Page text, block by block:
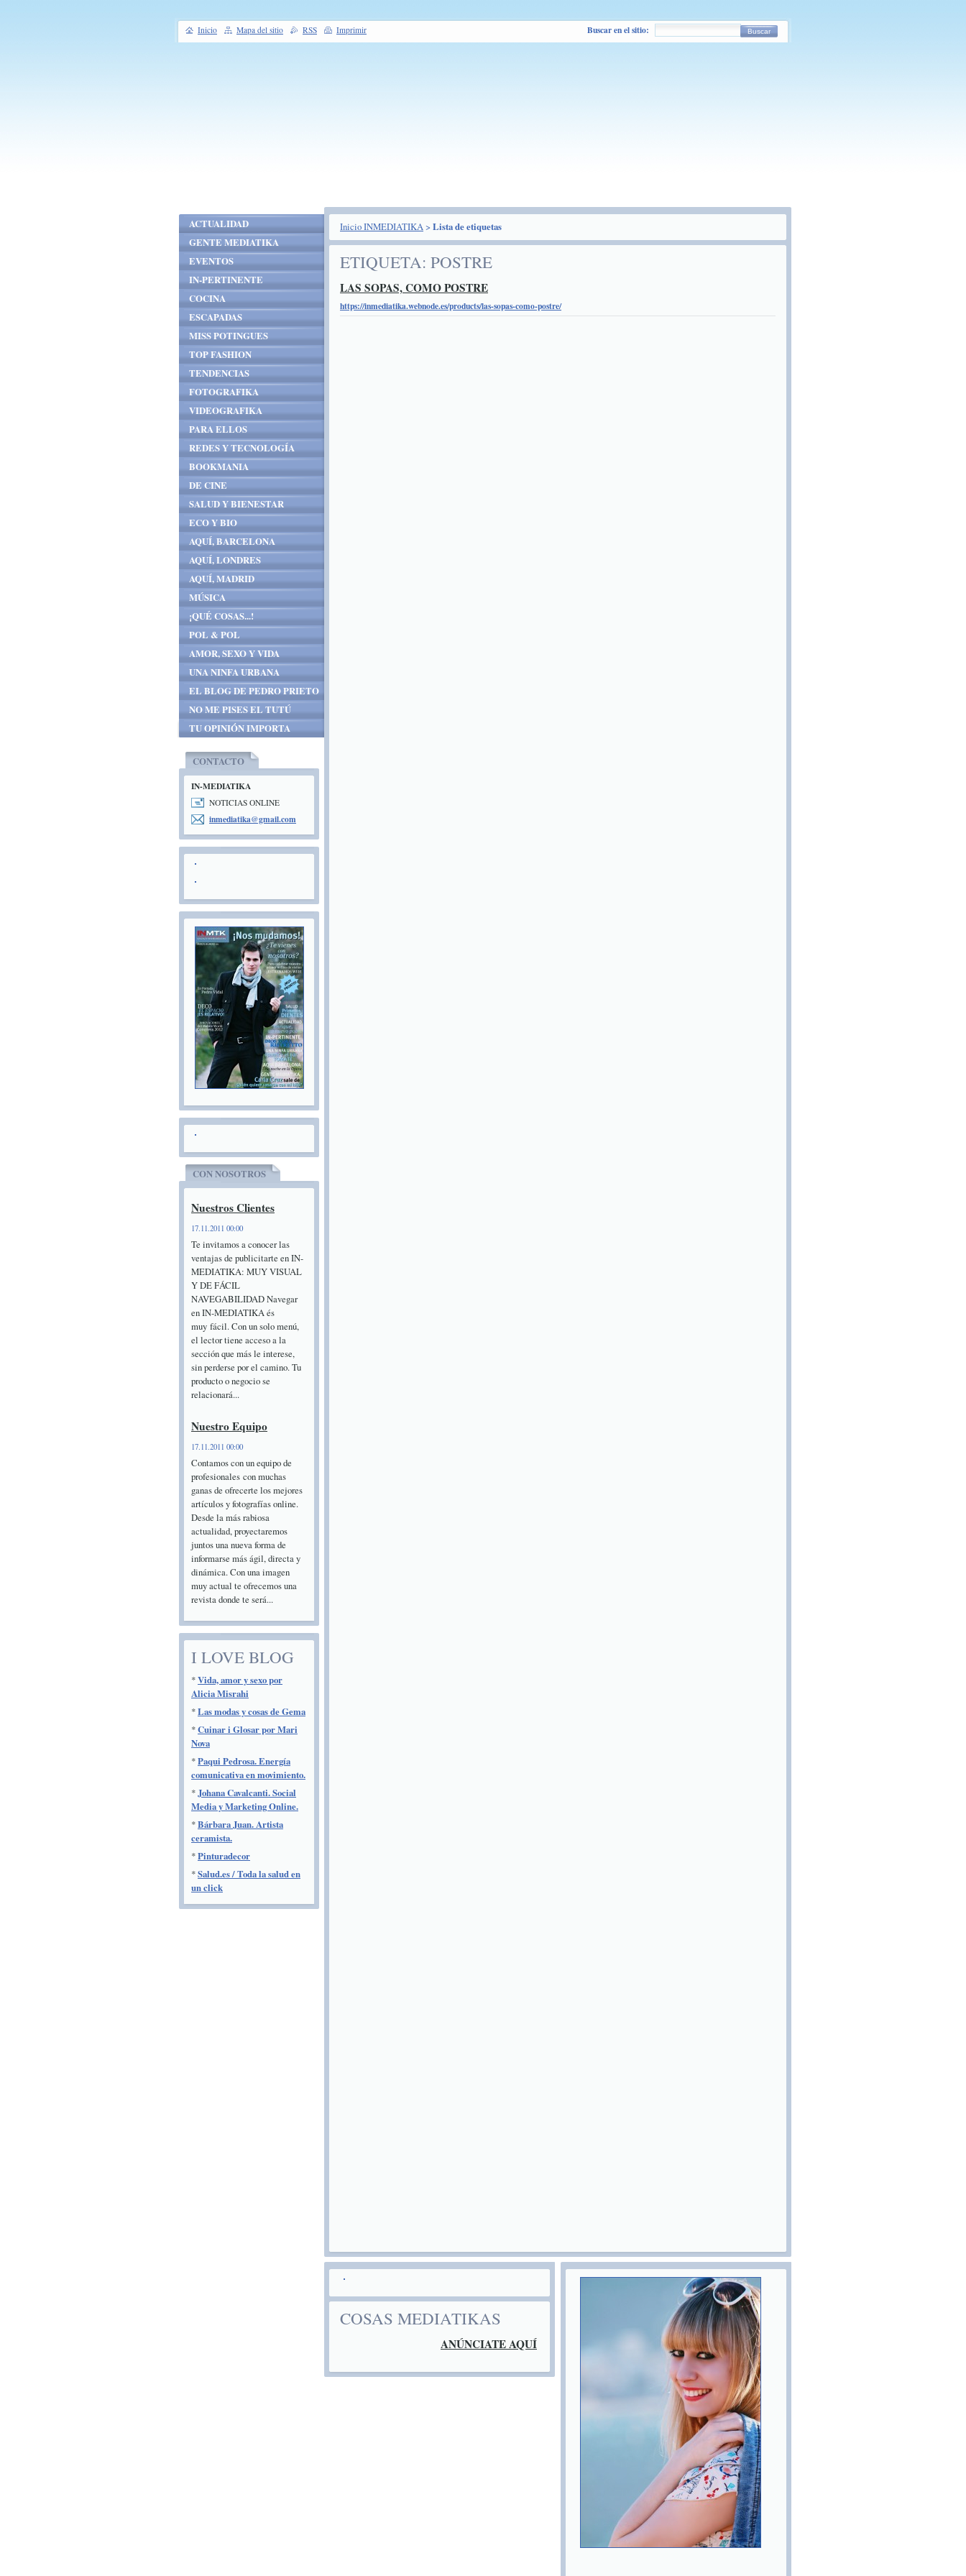
Inicio INMEDIATIKA> Lista de etiquetas
ETIQUETA: POSTRE
LAS SOPAS, COMO POSTRE
https://inmediatika.webnode.es/products/las-sopas-como-postre/
COSAS MEDIATIKAS
ANÚNCIATE AQUÍ
ACTUALIDAD
GENTE MEDIATIKA
EVENTOS
IN-PERTINENTE
COCINA
ESCAPADAS
MISS POTINGUES
TOP FASHION
TENDENCIAS
FOTOGRAFIKA
VIDEOGRAFIKA
PARA ELLOS
REDES Y TECNOLOGÍA
BOOKMANIA
DE CINE
SALUD Y BIENESTAR
ECO Y BIO
AQUÍ, BARCELONA
AQUÍ, LONDRES
AQUÍ, MADRID
MÚSICA
¡QUÉ COSAS...!
POL & POL
AMOR, SEXO Y VIDA
UNA NINFA URBANA
EL BLOG DE PEDRO PRIETO
NO ME PISES EL TUTÚ
TU OPINIÓN IMPORTA
CONTACTO
IN-MEDIATIKA
NOTICIAS ONLINE
inmediatika@gmail.com
CON NOSOTROS
Nuestros Clientes
17.11.2011 00:00
Te invitamos a conocer las
ventajas de publicitarte en IN-
MEDIATIKA: MUY VISUAL
Y DE FÁCIL
NAVEGABILIDAD Navegar
en IN-MEDIATIKA és
muy fácil. Con un solo menú,
el lector tiene acceso a la
sección que más le interese,
sin perderse por el camino. Tu
producto o negocio se
relacionará...
Nuestro Equipo
17.11.2011 00:00
Contamos con un equipo de
profesionales con muchas
ganas de ofrecerte los mejores
artículos y fotografías online.
Desde la más rabiosa
actualidad, proyectaremos
juntos una nueva forma de
informarse más ágil, directa y
dinámica. Con una imagen
muy actual te ofrecemos una
revista donde te será...
I LOVE BLOG
*Vida, amor y sexo por
Alicia Misrahi
*Las modas y cosas de Gema
*Cuinar i Glosar por Mari
Nova
*Paqui Pedrosa. Energía
comunicativa en movimiento.
*Johana Cavalcanti. Social
Media y Marketing Online.
*Bárbara Juan. Artista
ceramista.
*Pinturadecor
*Salud.es / Toda la salud en
un click
Inicio Mapa del sitio RSS Imprimir Buscar en el sitio: Buscar